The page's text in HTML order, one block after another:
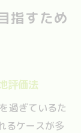
指すため
評価法
過ぎているた
るケースが多